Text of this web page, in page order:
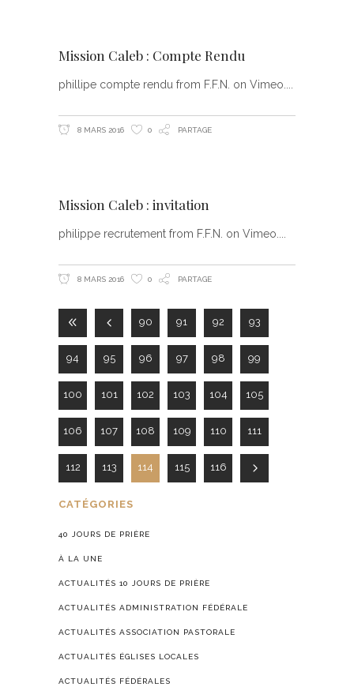
Mission Caleb : Compte Rendu
phillipe compte rendu from F.F.N. on Vimeo.
8 MARS 2016 0 PARTAGE
Mission Caleb : invitation
philippe recrutement from F.F.N. on Vimeo.
8 MARS 2016 0 PARTAGE
90 91 92 93
94 95 96 97 98 99
100 101 102 103 104 105
106 107 108 109 110 111
112 113 114 115 116
CATÉGORIES
40 JOURS DE PRIÈRE
À LA UNE
ACTUALITÉS 10 JOURS DE PRIÈRE
ACTUALITÉS ADMINISTRATION FÉDÉRALE
ACTUALITÉS ASSOCIATION PASTORALE
ACTUALITÉS ÉGLISES LOCALES
ACTUALITÉS FÉDÉRALES